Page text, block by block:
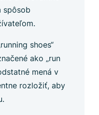
spôsob
shoes“
ako „run
mená v
rozložiť, aby